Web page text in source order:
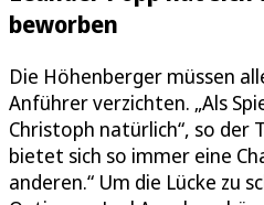
beworben
Die Höhenberger müssen
Anführer verzichten. „Als
Christoph natürlich“, so der
bietet sich so immer eine
anderen.“ Um die Lücke zu